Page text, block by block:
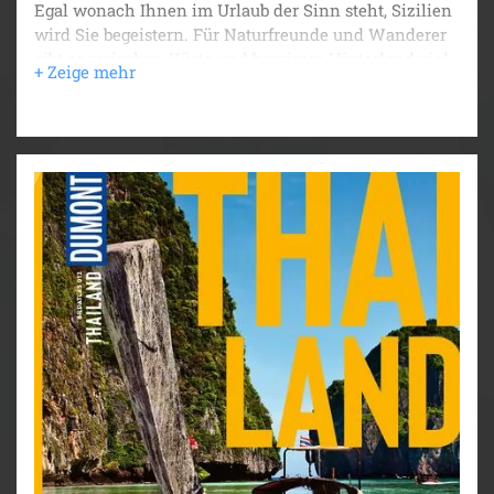
Egal wonach Ihnen im Urlaub der Sinn steht, Sizilien
wird Sie begeistern. Für Naturfreunde und Wanderer
zu entdecken und wer gern am Strand entspannt,
prachtvolle Tempel der alten Römer und Griechen
und normannische Kirchen. Der DUMONT Bildatlas
lässt Sie schon vor Ihrer Reise tief in die sizilianische
Lebensart eintauchen und verrät, wie Sie die größte
Insel im Mittelmeer am besten kennenlernen.
Das Beste erleben: die Top-Highlights aus Kultur,
Genuss und Abenteuer auf einen Blick
Unsere Favoriten: die schönsten Sandstrände,
Bergdörfer und Restaurants mit Ausblick
Für die Reiseplanung: Drei Touren durch Sizilien